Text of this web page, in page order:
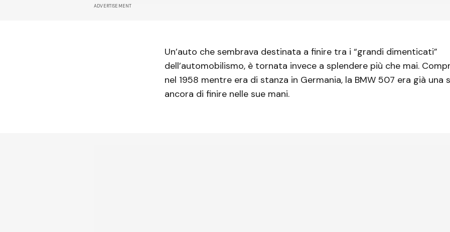
ADVERTISEMENT
Un’auto che sembrava destinata a finire tra i “grandi dimenticati”
dell’automobilismo, è tornata invece a splendere più che mai.
nel 1958 mentre era di stanza in Germania, la BMW 507 era già una
ancora di finire nelle sue mani.